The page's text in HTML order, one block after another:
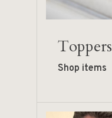
Toppers
Shop items